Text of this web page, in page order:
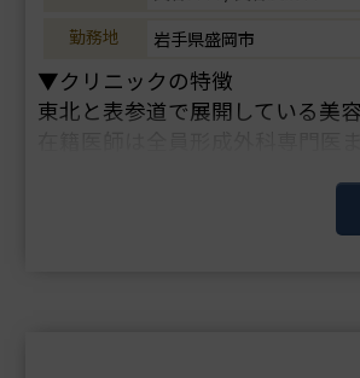
勤務地
岩手県盛岡市
▼クリニックの特徴
東北と表参道で展開している美
理事長は美容外科の他院修正